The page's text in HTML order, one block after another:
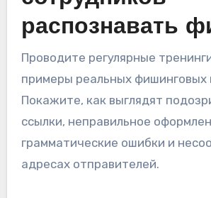
распознавать
Проводите регулярные
примеры реальных фишинговых
Покажите, как выглядят
ссылки, неправильное
грамматические ошибки и
адресах отправителей.